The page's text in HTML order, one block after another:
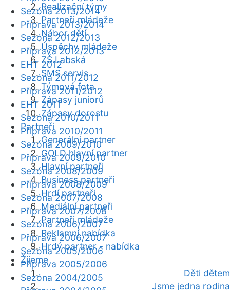
Realizační týmy
Partneři mládeže
Nábor dětí
Úspěchy mládeže
ZŠ Labská
SMS servis
Týmová fota
Zápasy juniorů
Zápasy dorostu
Partneři
Generální partner
GOLD hlavní partner
Hlavní partneři
Business partneři
Hrdí partneři
Mediální partneři
Partneři mládeže
Reklamní nabídka
Hrdý partner - nabídka
Žijeme
Děti dětem
Jsme jedna rodina
Sezóna 2013/2014
Příprava 2013/2014
Sezóna 2012/2013
Příprava 2012/2013
EHT 2012
Sezóna 2011/2012
Příprava 2011/2012
EHT 2011
Sezóna 2010/2011
Příprava 2010/2011
Sezóna 2009/2010
Příprava 2009/2010
Sezóna 2008/2009
Příprava 2008/2009
Sezóna 2007/2008
Příprava 2007/2008
Sezóna 2006/2007
Příprava 2006/2007
Sezóna 2005/2006
Příprava 2005/2006
Sezóna 2004/2005